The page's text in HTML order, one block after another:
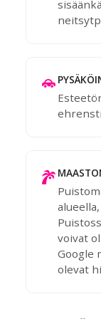
voivat
Google
olevat